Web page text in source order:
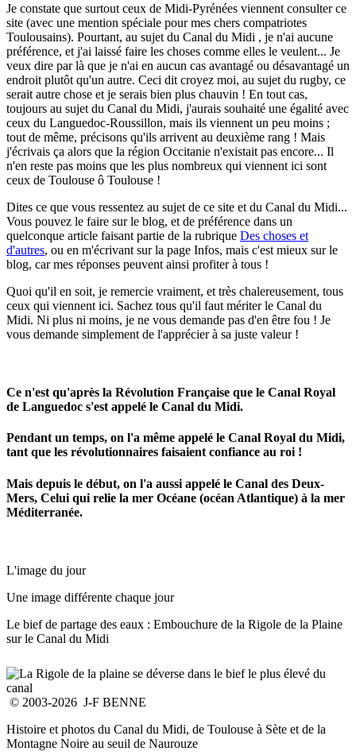
Je constate que surtout ceux de Midi-Pyrénées viennent consulter ce
site (avec une mention spéciale pour mes chers compatriotes
Toulousains). Pourtant, au sujet du Canal du Midi , je n'ai aucune
préférence, et j'ai laissé faire les choses comme elles le veulent... Je
veux dire par là que je n'ai en aucun cas avantagé ou désavantagé un
endroit plutôt qu'un autre. Ceci dit croyez moi, au sujet du rugby, ce
serait autre chose et je serais bien plus chauvin ! En tout cas,
toujours au sujet du Canal du Midi, j'aurais souhaité une égalité avec
ceux du Languedoc-Roussillon, mais ils viennent un peu moins ;
tout de même, précisons qu'ils arrivent au deuxième rang ! Mais
j'écrivais ça alors que la région Occitanie n'existait pas encore... Il
n'en reste pas moins que les plus nombreux qui viennent ici sont
ceux de Toulouse ô Toulouse !
Dites ce que vous ressentez au sujet de ce site et du Canal du Midi...
Vous pouvez le faire sur le blog, et de préférence dans un
quelconque article faisant partie de la rubrique Des choses et
d'autres, ou en m'écrivant sur la page Infos, mais c'est mieux sur le
blog, car mes réponses peuvent ainsi profiter à tous !
Quoi qu'il en soit, je remercie vraiment, et très chalereusement, tous
ceux qui viennent ici. Sachez tous qu'il faut mériter le Canal du
Midi. Ni plus ni moins, je ne vous demande pas d'en être fou ! Je
vous demande simplement de l'apprécier à sa juste valeur !
Ce n'est qu'après la Révolution Française que le Canal Royal
de Languedoc s'est appelé le Canal du Midi.
Pendant un temps, on l'a même appelé le Canal Royal du Midi,
tant que les révolutionnaires faisaient confiance au roi !
Mais depuis le début, on l'a aussi appelé le Canal des Deux-
Mers, Celui qui relie la mer Océane (océan Atlantique) à la mer
Méditerranée.
L'image du jour
Une image différente chaque jour
Le bief de partage des eaux : Embouchure de la Rigole de la Plaine
sur le Canal du Midi
© 2003-2026 J-F BENNE
Histoire et photos du Canal du Midi, de Toulouse à Sète et de la
Montagne Noire au seuil de Naurouze